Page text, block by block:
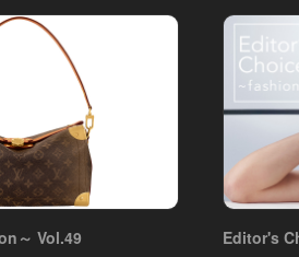
～ Vol.49 Editor's